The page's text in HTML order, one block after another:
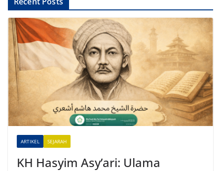
l
t
v
ARTIKEL SEJARAH
KH Hasyim Asy’ari: Ulama